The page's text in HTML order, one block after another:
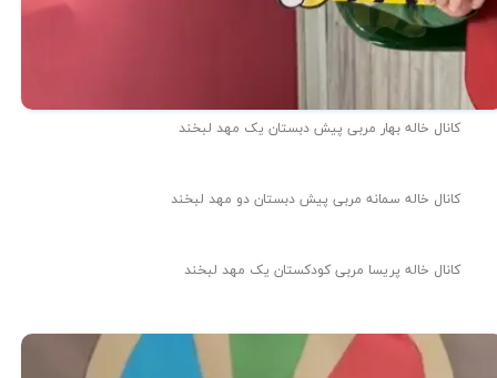
کانال خاله بهار مربی پیش دبستان یک مهد لبخند
کانال خاله سمانه مربی پیش دبستان دو مهد لبخند
کانال خاله پریسا مربی کودکستان یک مهد لبخند